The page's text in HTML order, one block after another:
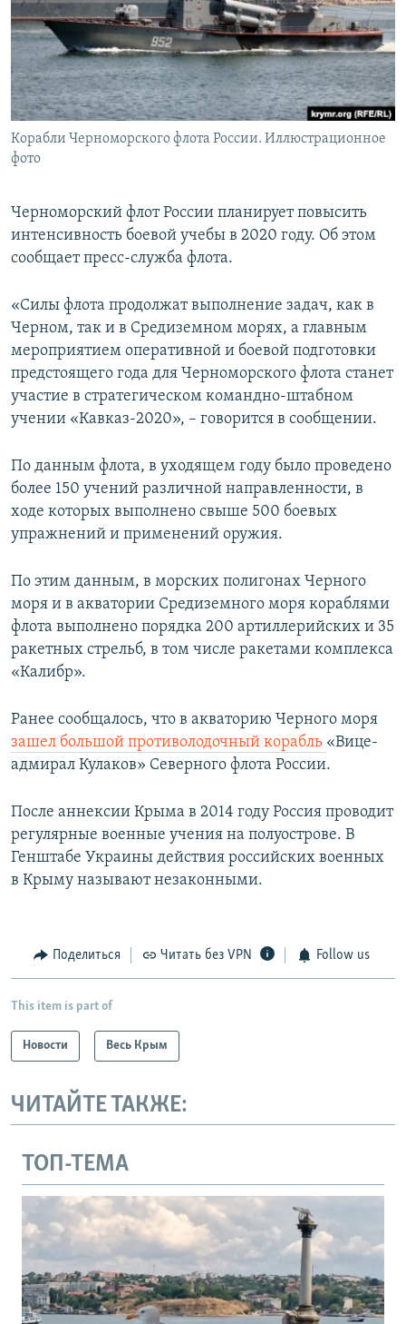
ПОБЕДИТЕЛЕЙ НЕ СУДЯТ?
КРЫМ.НЕПОКОРЕННЫЙ
ELIFBE
УКРАИНСКАЯ ПРОБЛЕМА КРЫМА
ПРИСОЕДИНЯЙТЕСЬ!
Все сайты RFE/RL
Корабли Черноморского флота России. Иллюстрационное
фото
Черноморский флот России планирует повысить
интенсивность боевой учебы в 2020 году. Об этом
сообщает пресс-служба флота.
«Силы флота продолжат выполнение задач, как в
Черном, так и в Средиземном морях, а главным
мероприятием оперативной и боевой подготовки
предстоящего года для Черноморского флота станет
участие в стратегическом командно-штабном
учении «Кавказ-2020», – говорится в сообщении.
По данным флота, в уходящем году было проведено
более 150 учений различной направленности, в
ходе которых выполнено свыше 500 боевых
упражнений и применений оружия.
По этим данным, в морских полигонах Черного
моря и в акватории Средиземного моря кораблями
флота выполнено порядка 200 артиллерийских и 35
ракетных стрельб, в том числе ракетами комплекса
«Калибр».
Ранее сообщалось, что в акваторию Черного моря
зашел большой противолодочный корабль «Вице-
адмирал Кулаков» Северного флота России.
После аннексии Крыма в 2014 году Россия проводит
регулярные военные учения на полуострове. В
Генштабе Украины действия российских военных
в Крыму называют незаконными.
Поделиться Читать без VPN Follow us
This item is part of
Новости Весь Крым
ЧИТАЙТЕ ТАКЖЕ:
ТОП-ТЕМА